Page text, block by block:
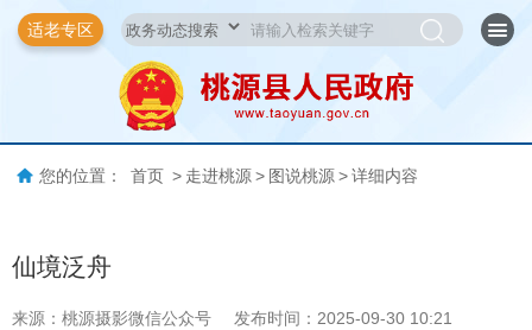
适老专区
您的位置： 首页 > 走进桃源 > 图说桃源 > 详细内容
仙境泛舟
来源：桃源摄影微信公众号 发布时间：2025-09-30 10:21